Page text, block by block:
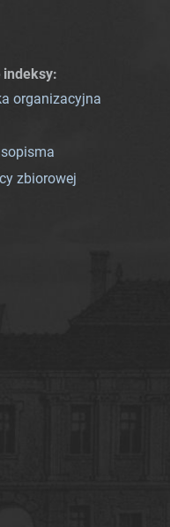
indeksy:
organizacyjna
zbiorowej